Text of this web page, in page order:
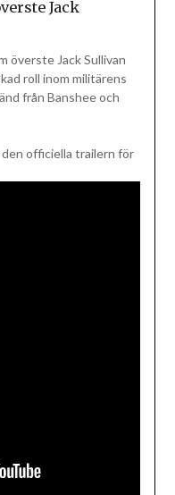
Jack
överste Jack Sullivan
roll inom militärens
från Banshee och
officiella trailern för